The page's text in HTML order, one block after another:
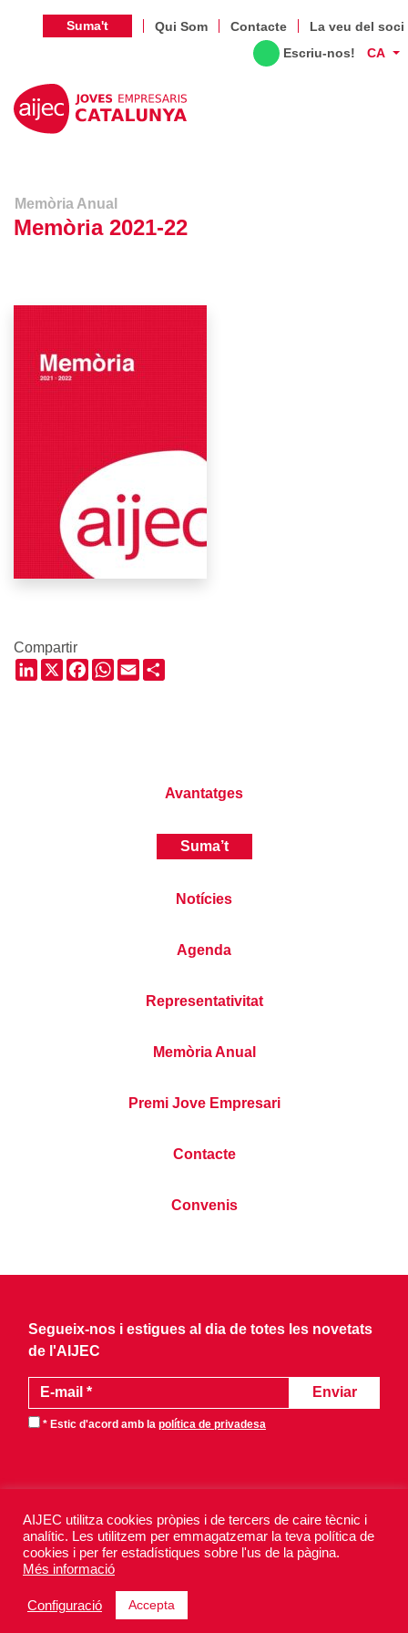
Suma't Qui Som Contacte
La veu del soci
Escriu-nos!
CA
Memòria Anual
Memòria 2021-22
Compartir
LinkedIn
X Facebook
WhatsApp
Email
Avantatges
Suma’t
Notícies
Agenda
Representativitat
Memòria Anual
Premi Jove Empresari
Contacte
Convenis
Segueix-nos i estigues al dia de totes les novetats
de l'AIJEC
* Estic d'acord amb la política de privadesa
AIJEC 2026 - Tots els drets reservats.
Avís legal
Política de privadesa
Design byXurris & CO
AIJEC utilitza cookies pròpies i de tercers de caire tècnic i
analític. Les utilitzem per emmagatzemar la teva política de
cookies i per fer estadístiques sobre l'us de la pàgina.
Més informació
Configuració Accepta